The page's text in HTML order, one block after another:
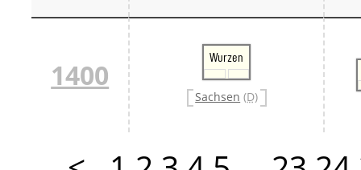
1400
Wurzen
Sachsen (D)